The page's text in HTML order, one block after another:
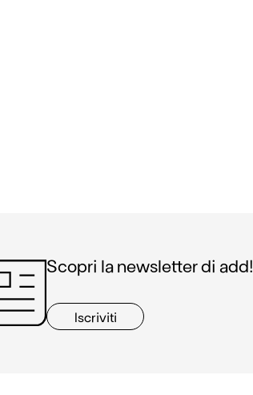
Scopri la newsletter di add!
Iscriviti